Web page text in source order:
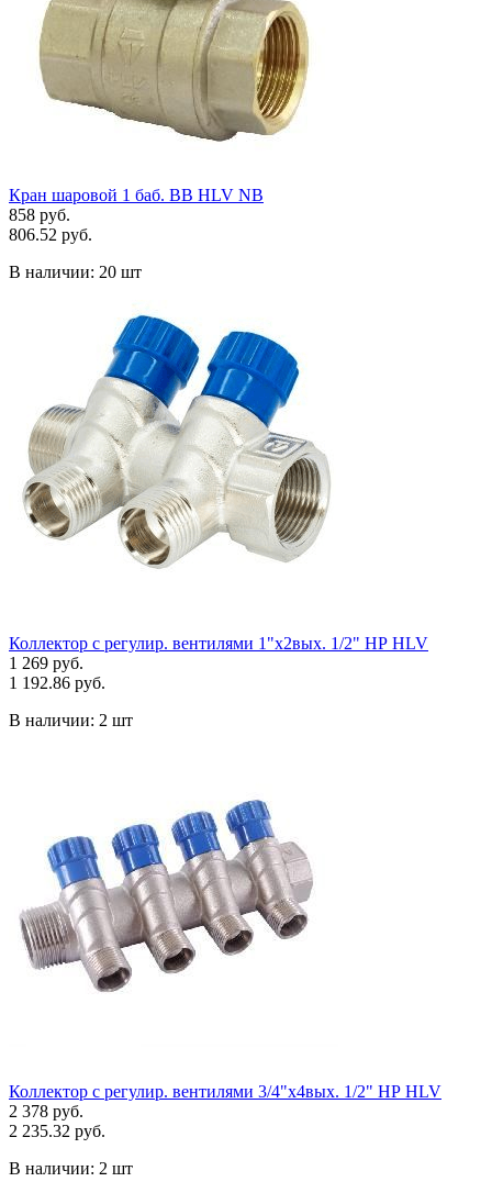
Кран шаровой 1 баб. ВВ HLV NB
858 руб.
806.52 руб.
В наличии: 20 шт
Коллектор с регулир. вентилями 1"x2вых. 1/2" НР HLV
1 269 руб.
1 192.86 руб.
В наличии: 2 шт
Коллектор с регулир. вентилями 3/4"х4вых. 1/2" НР HLV
2 378 руб.
2 235.32 руб.
В наличии: 2 шт